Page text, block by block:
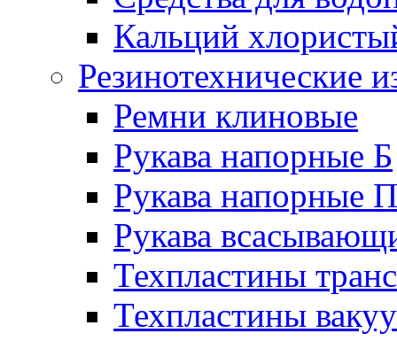
Кальций
Резинотехнические
Ремни клиновые
Рукава напорные Б
Рукава напорные П
Рукава
Техпластины
Техпластины